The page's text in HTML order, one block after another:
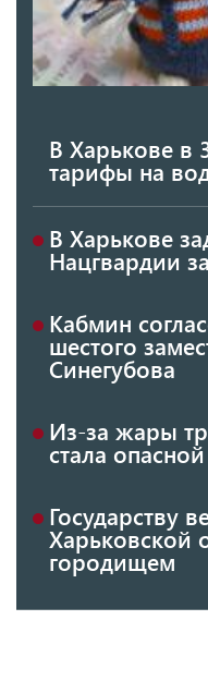
В Харькове в
тарифы на
В Харькове
Нацгвардии
Кабмин
шестого
Синегубова
Из-за жары
стала опасной
Государству
Харьковской
городищем